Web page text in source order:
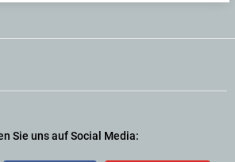
Sie uns auf Social Media: